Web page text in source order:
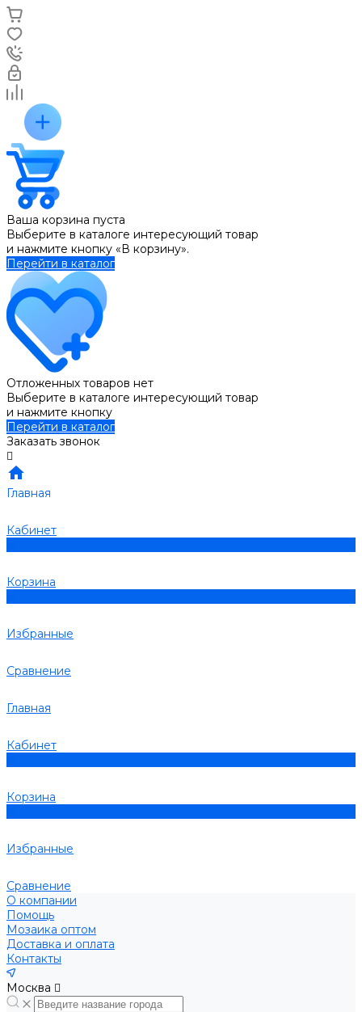
Ваша корзина пуста
Выберите в каталоге интересующий товар
и нажмите кнопку «В корзину».
Перейти в каталог
Отложенных товаров нет
Выберите в каталоге интересующий товар
и нажмите кнопку
Перейти в каталог
Заказать звонок
Главная
Кабинет
Корзина
Избранные
Сравнение
Главная
Кабинет
Корзина
Избранные
Сравнение
О компании
Помощь
Мозаика оптом
Доставка и оплата
Контакты
Москва